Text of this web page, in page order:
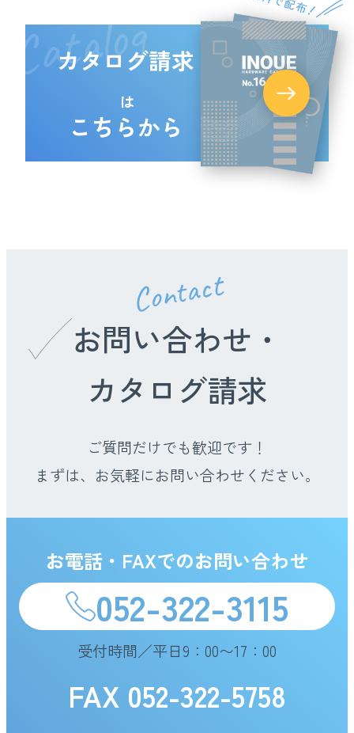
Catalog
カタログ請求
は
こちらから
Contact
お問い合わせ・
カタログ請求
ご質問だけでも歓迎です！
まずは、お気軽にお問い合わせください。
お電話・FAXでのお問い合わせ
052-322-3115
受付時間／平日9：00〜17：00
FAX 052-322-5758